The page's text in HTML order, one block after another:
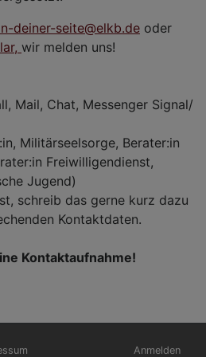
deiner-seite@elkb.de oder
wir melden uns!
Mail, Chat, Messenger Signal/
Militärseelsorge, Berater:in
Freiwilligendienst,
Jugend)
schreib das gerne kurz dazu
Kontaktdaten.
Kontaktaufnahme!
Anmelden